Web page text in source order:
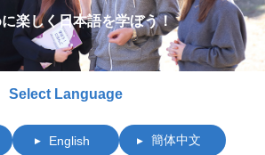
に楽しく日本語を学ぼう！
Select Language
English 簡体中文